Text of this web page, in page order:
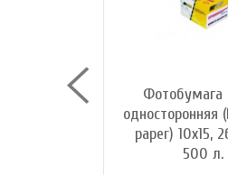
Фотобумага
односторонняя
paper) 10х15,
500 л.